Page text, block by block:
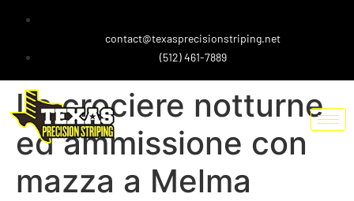
contact@texasprecisionstriping.net
(512) 461-7889
Le crociere notturne
ed ammissione con
mazza a Melma